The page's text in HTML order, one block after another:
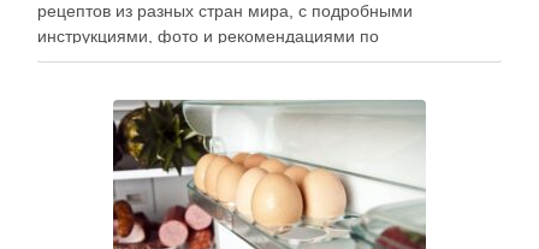
рецептов из разных стран мира, с подробными
инструкциями, фото и рекомендациями по
приготовлению. В отличие от печатных изданий,
контент, расширять коллекции блюд и добавлять новые
функции. Ниже …